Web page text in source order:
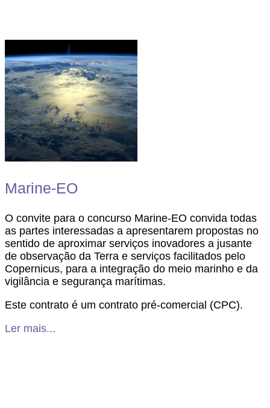
Marine-EO
O convite para o concurso Marine-EO convida todas
as partes interessadas a apresentarem propostas no
sentido de aproximar serviços inovadores a jusante
de observação da Terra e serviços facilitados pelo
Copernicus, para a integração do meio marinho e da
vigilância e segurança marítimas.
Este contrato é um contrato pré-comercial (CPC).
Ler mais...